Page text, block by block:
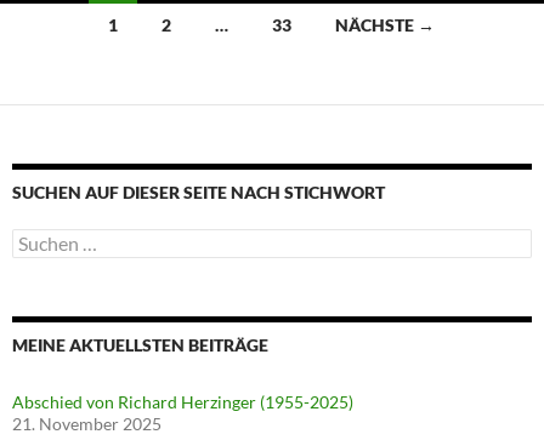
Beitragsnavigation
1 2 … 33 NÄCHSTE →
SUCHEN AUF DIESER SEITE NACH STICHWORT
Suche
nach:
MEINE AKTUELLSTEN BEITRÄGE
Abschied von Richard Herzinger (1955-2025)
21. November 2025